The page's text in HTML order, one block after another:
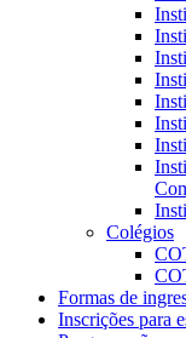
Colégios
Formas de
Inscrições para